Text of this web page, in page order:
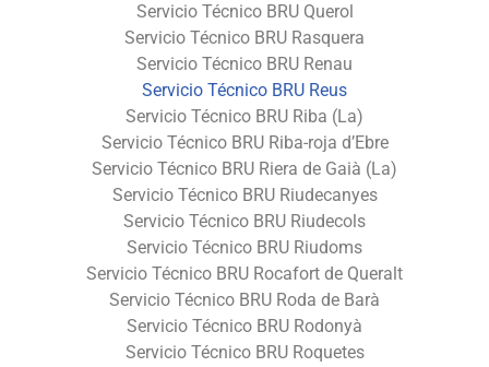
Servicio Técnico BRU Querol
Servicio Técnico BRU Rasquera
Servicio Técnico BRU Renau
Servicio Técnico BRU Reus
Servicio Técnico BRU Riba (La)
Servicio Técnico BRU Riba-roja d’Ebre
Servicio Técnico BRU Riera de Gaià (La)
Servicio Técnico BRU Riudecanyes
Servicio Técnico BRU Riudecols
Servicio Técnico BRU Riudoms
Servicio Técnico BRU Rocafort de Queralt
Servicio Técnico BRU Roda de Barà
Servicio Técnico BRU Rodonyà
Servicio Técnico BRU Roquetes